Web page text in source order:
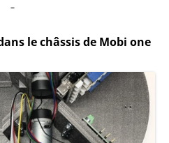
–
le châssis de Mobi one